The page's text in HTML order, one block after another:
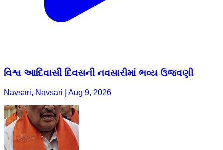
વિશ્વ આદિવાસી દિવસની નવસારીમાં ભવ્ય ઉજવણી
Navsari, Navsari | Aug 9, 2026